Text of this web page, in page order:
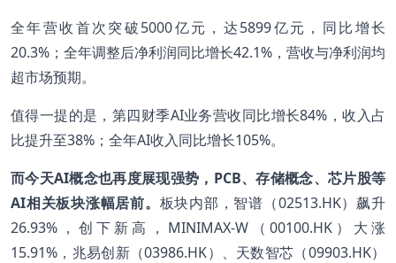
全年营收首次突破5000亿元，达5899亿元，同比增长
20.3%；全年调整后净利润同比增长42.1%，营收与净利润均
超市场预期。
值得一提的是，第四财季AI业务营收同比增长84%，收入占
比提升至38%；全年AI收入同比增长105%。
而今天AI概念也再度展现强势，PCB、存储概念、芯片股等
AI相关板块涨幅居前。 板块内部，智谱（02513.HK）飙升
26.93%，创下新高，MINIMAX-W（00100.HK）大涨
15.91%，兆易创新（03986.HK）、天数智芯（09903.HK）